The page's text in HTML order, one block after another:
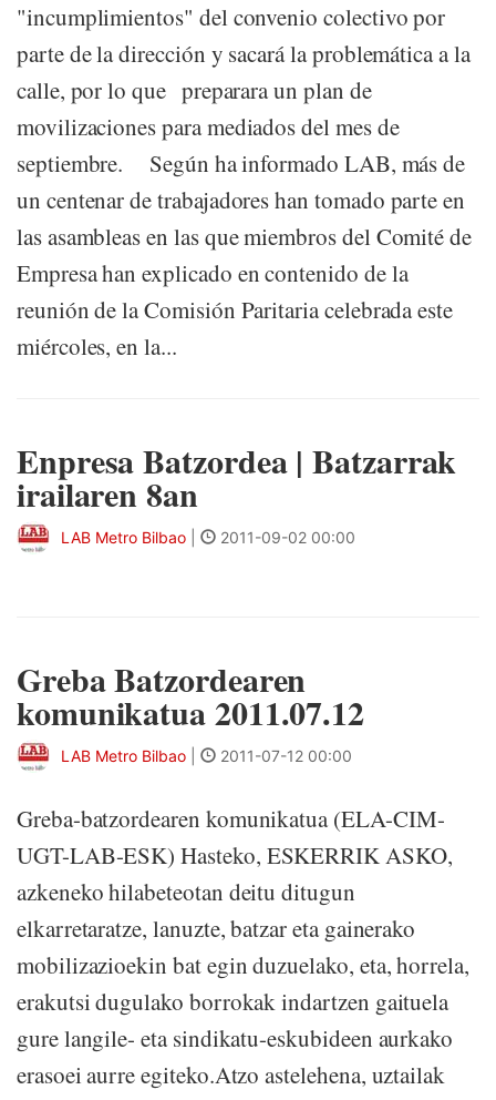
"incumplimientos" del convenio colectivo por
parte de la dirección y sacará la problemática a la
calle, por lo que preparara un plan de
movilizaciones para mediados del mes de
septiembre. Según ha informado LAB, más de
un centenar de trabajadores han tomado parte en
las asambleas en las que miembros del Comité de
Empresa han explicado en contenido de la
reunión de la Comisión Paritaria celebrada este
miércoles, en la...
Enpresa Batzordea | Batzarrak
irailaren 8an
LAB Metro Bilbao 2011-09-02 00:00
Greba Batzordearen
komunikatua 2011.07.12
LAB Metro Bilbao 2011-07-12 00:00
Greba-batzordearen komunikatua (ELA-CIM-
UGT-LAB-ESK) Hasteko, ESKERRIK ASKO,
azkeneko hilabeteotan deitu ditugun
elkarretaratze, lanuzte, batzar eta gainerako
mobilizazioekin bat egin duzuelako, eta, horrela,
erakutsi dugulako borrokak indartzen gaituela
gure langile- eta sindikatu-eskubideen aurkako
erasoei aurre egiteko.Atzo astelehena, uztailak